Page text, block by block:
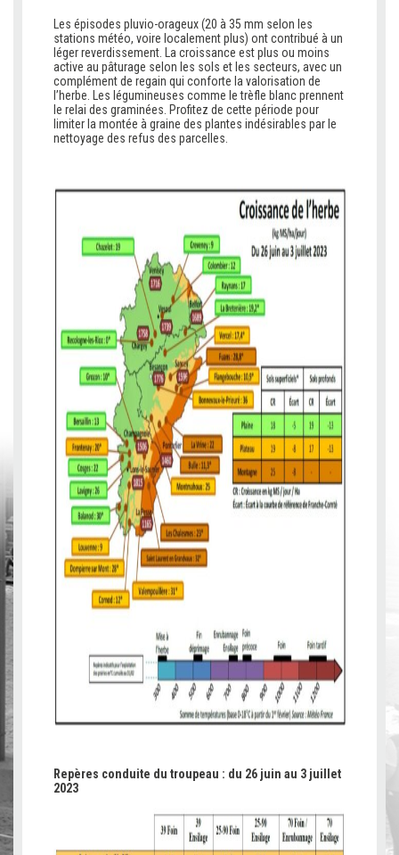
Les épisodes pluvio-orageux (20 à 35 mm selon les
stations météo, voire localement plus) ont contribué à un
léger reverdissement. La croissance est plus ou moins
active au pâturage selon les sols et les secteurs, avec un
complément de regain qui conforte la valorisation de
l’herbe. Les légumineuses comme le trèfle blanc prennent
le relai des graminées. Profitez de cette période pour
limiter la montée à graine des plantes indésirables par le
nettoyage des refus des parcelles.
Repères conduite du troupeau : du 26 juin au 3 juillet
2023